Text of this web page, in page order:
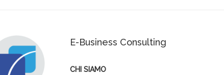
E-Business Consulting
CHI SIAMO